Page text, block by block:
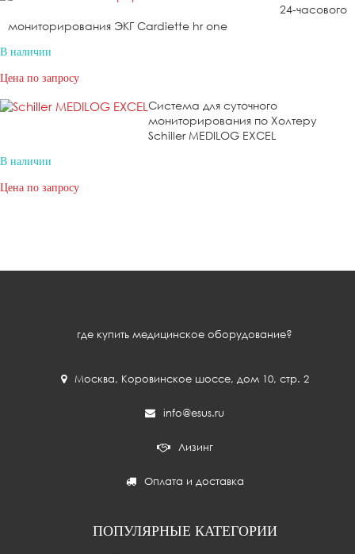
24-часового
мониторирования ЭКГ Cardiette hr one
В наличии
Цена по запросу
Система для суточного
мониторирования по Холтеру
Schiller MEDILOG EXCEL
В наличии
Цена по запросу
где купить медицинское оборудование?
Москва, Коровинское шоссе, дом 10, стр. 2
info@esus.ru
Лизинг
Оплата и доставка
ПОПУЛЯРНЫЕ КАТЕГОРИИ